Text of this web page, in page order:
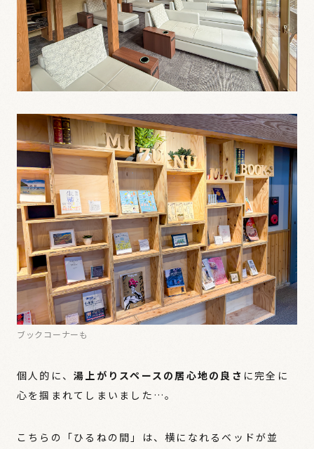
ブックコーナーも
個人的に、湯上がりスペースの居心地の良さ に完全に
心を掴まれてしまいました…。
こちらの「ひるねの間」は、横になれるベッドが並